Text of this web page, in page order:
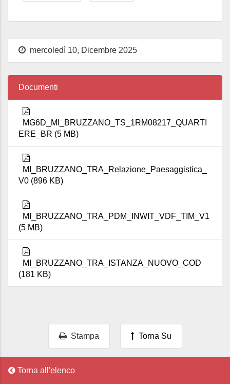
mercoledì 10, Dicembre 2025
Documenti
MG6D_MI_BRUZZANO_TS_1RM08217_QUARTI
ERE_BR (5 MB)
MI_BRUZZANO_TRA_Relazione_Paesaggistica_
V0 (896 KB)
MI_BRUZZANO_TRA_PDM_INWIT_VDF_TIM_V1
(5 MB)
MI_BRUZZANO_TRA_ISTANZA_NUOVO_COD
(181 KB)
Stampa Torna Su
Torna all'elenco